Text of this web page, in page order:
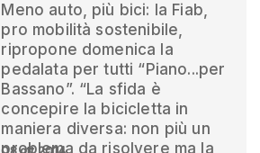
Meno auto, più bici: la Fiab,
pro mobilità sostenibile,
ripropone domenica la
pedalata per tutti “Piano...per
Bassano”. “La sfida è
concepire la bicicletta in
maniera diversa: non più un
problema da risolvere ma la